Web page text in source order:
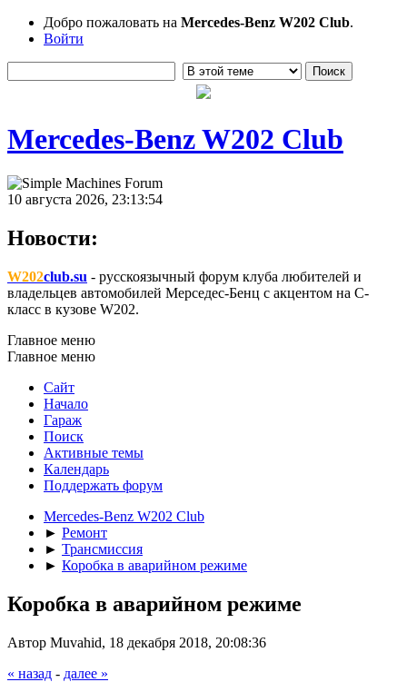
Добро пожаловать на Mercedes-Benz W202 Club.
Войти
Mercedes-Benz W202 Club
10 августа 2026, 23:13:54
Новости:
W202club.su - русскоязычный форум клуба любителей и
владельцев автомобилей Мерседес-Бенц с акцентом на C-
класс в кузове W202.
Главное меню
Главное меню
Сайт
Начало
Гараж
Поиск
Активные темы
Календарь
Поддержать форум
Mercedes-Benz W202 Club
► Ремонт
► Трансмиссия
► Коробка в аварийном режиме
Коробка в аварийном режиме
Автор Muvahid, 18 декабря 2018, 20:08:36
« назад - далее »